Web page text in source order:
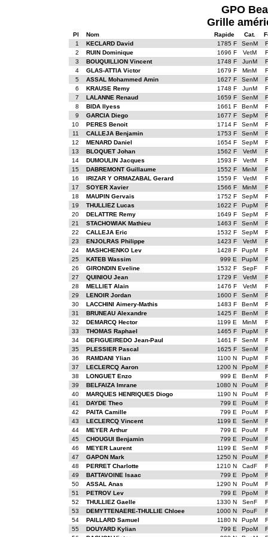
GPO
Grille
Pl Nom Rapide Cat.
1
KECLARD David 1785 F SenM
2
RUIN Dominique 1696 F VetM
3
BOUQUILLION Vincent 1748 F JunM
4
GLAS-ATTIA Victor 1679 F MinM
5
ASSAL Mohammed Amin 1627 F SenM
6
KRAUSE Remy 1748 F JunM
7
LALANNE Renaud 1659 F SenM
8
BIDA Ilyess 1661 F BenM
9
GARCIA Diego 1677 F SepM
10
PERES Benoit 1714 F SenM
11
CALLEJA Benjamin 1753 F SenM
12
MENARD Daniel 1654 F SepM
13
BLOQUET Johan 1562 F VetM
14
DUMOULIN Jacques 1593 F VetM
15
DABREMONT Guillaume 1552 F MinM
16
IRIZAR Y ORMAZABAL Gerard 1559 F VetM
17
SOYER Xavier 1566 F MinM
18
MAUPIN Gervais 1752 F SepM
19
THULLIEZ Lucas 1622 F PupM
20
DELATTRE Remy 1649 F SepM
21
STACHOWIAK Mathieu 1463 F SenM
22
CALLEJA Eric 1532 F SepM
23
ENJOLRAS Philippe 1423 F VetM
24
MASHCHENKO Lev 1428 F PupM
25
KATEB Wassim 999 E PupM
26
GIRONDIN Eveline 1532 F SepF
27
QUINIOU Jean 1729 F VetM
28
MELLIET Alain 1476 F VetM
29
LENOIR Jordan 1600 F SenM
30
LACCHINI Aimery-Mathis 1483 F BenM
31
BRUNEAU Alexandre 1425 F BenM
32
DEMARCQ Hector 1199 E MinM
33
THOMAS Raphael 1465 F PupM
34
DEFIGUEIREDO Jean-Paul 1461 F SenM
35
PLESSIER Pascal 1625 F SenM
36
RAMDANI Ylian 1100 N PupM
37
LECLERCQ Aaron 1200 N PpoM
38
LONGUET Enzo 999 E BenM
39
BELFAIZA Imrane 1080 N PouM
40
MARQUES HENRIQUES Diogo 1190 N PouM
41
DAYDE Theo 799 E PouM
42
PAITA Camille 799 E PouM
43
LECLERCQ Vincent 1199 E SenM
44
MEYER Arthur 799 E PouM
45
CHOUGUI Benjamin 799 E PouM
46
MEYER Laurent 1199 E SenM
47
GAPON Mark 1250 N PouM
48
PERRET Charlotte 1210 N CadF
49
BATTAVOINE Isaac 799 E PpoM
50
ASSAL Anas 1290 N PouM
51
PETROV Lev 799 E PpoM
52
THULLIEZ Gaelle 1330 N SenF
53
DEMYTTENAERE-THULLIE Chloee 1000 N PouF
54
PAILLARD Samuel 1180 N PupM
55
DOUYARD Kylian 799 E PpoM